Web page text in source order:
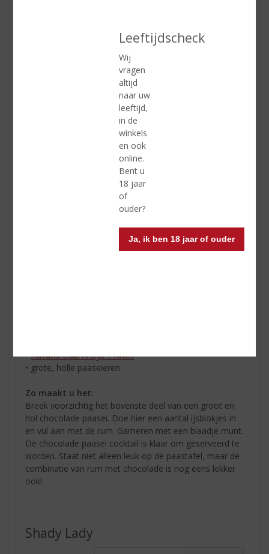
Leeftijdscheck
Wij
vragen
altijd
naar uw
leeftijd,
in de
winkels
en ook
online.
Bent u
18 jaar
of
ouder?
Ja, ik ben 18 jaar of ouder
klaar om te serveren. Nog vrolijker kunnen deze
•Havana Club Añejo 7 Años
• grote, holle paaseieren
Zo maakt u het:
Breek voorzichtig het bovenste deel van een groot en
hol chocolade paasei. Doe hier een aantal ijsblokjes in
en vul aan met de rum. Garneren met een blaadje munt.
De chocolade paasei cocktail is klaar om geserveerd te
worden. Staat niet alleen leuk op de paastafel, maar de
combinatie van rum met chocolade is nog eens lekker
ook!
Shady Lady